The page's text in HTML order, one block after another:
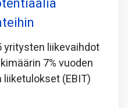
yritysten liikevaihdot
7% vuoden
(EBIT)